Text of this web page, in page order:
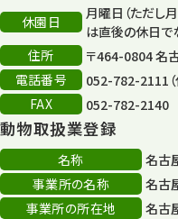
再生フォーラム
80周年
その他
その他イベント
スカイタワー
年末年始のイベント
休園日
月曜日（ただし
は直後の休日で
住所
〒464-0804 名
電話番号
052-782-2111（
FAX
052-782-2140
動物取扱業登録
名称
名古
事業所の名称
名古
事業所の所在地
名古